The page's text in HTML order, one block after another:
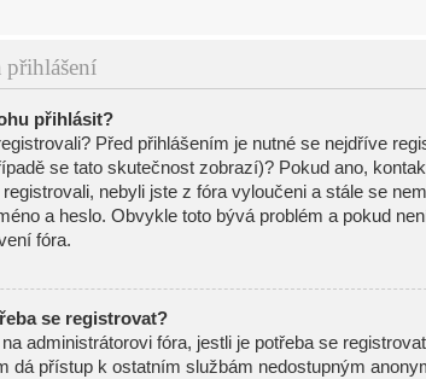
přihlášení
přihlásit?
Před přihlášením je nutné se nejdříve
se tato skutečnost zobrazí)? Pokud ano,
nebyli jste z fóra vyloučeni a stále se
a heslo. Obvykle toto bývá problém a pokud
fóra.
se registrovat?
administrátorovi fóra, jestli je potřeba se
dá přístup k ostatním službám nedostupným